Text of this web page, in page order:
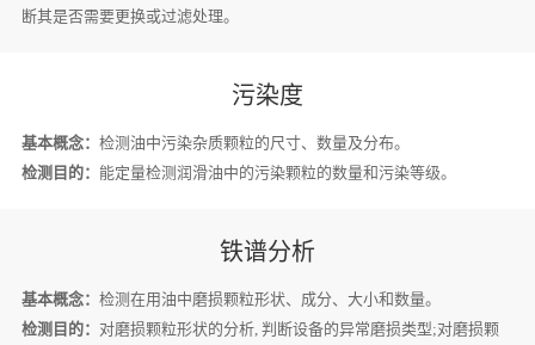
断其是否需要更换或过滤处理。
污染度
基本概念： 检测油中污染杂质颗粒的尺寸、数量及分布。
检测目的： 能定量检测润滑油中的污染颗粒的数量和污染等级。
铁谱分析
基本概念： 检测在用油中磨损颗粒形状、成分、大小和数量。
检测目的： 对磨损颗粒形状的分析, 判断设备的异常磨损类型;对磨损颗